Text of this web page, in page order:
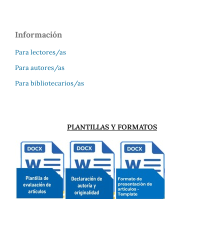
Información
Para lectores/as
Para autores/as
Para bibliotecarios/as
PLANTILLAS Y FORMATOS